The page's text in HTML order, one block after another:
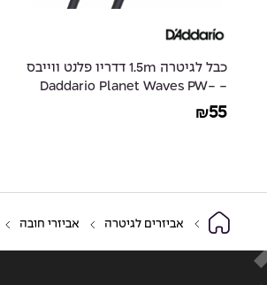
כבל לגיטרה 1.5m דדריו פלנט ווייבס
- Daddario Planet Waves PW-
CGT-05
₪55
אביזרים לגיטרה אביזרי חובה